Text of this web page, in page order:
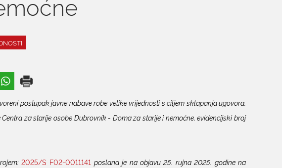
postupak javne nabave robe velike vrijednosti s ciljem sklapanja ugovora,
za starije osobe Dubrovnik - Doma za starije i nemoćne, evidencijski broj
2025/S F02-0011141 poslana je na objavu 25. rujna 2025. godine na